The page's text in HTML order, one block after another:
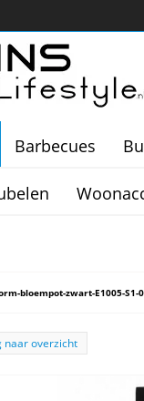
Barbecues
bloempot-zwart-E1005-S1-
naar overzicht